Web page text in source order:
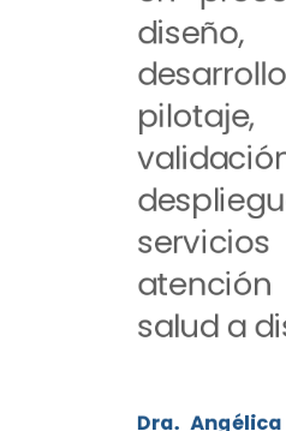
diseño,
pilotaje,
salud a
Dra.